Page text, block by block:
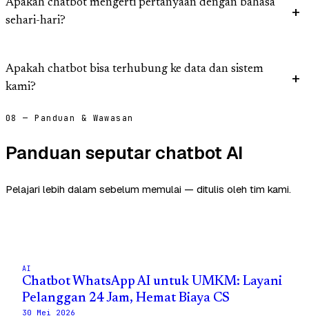
Apakah chatbot mengerti pertanyaan dengan bahasa
sehari-hari?
Apakah chatbot bisa terhubung ke data dan sistem
kami?
08 — Panduan & Wawasan
Panduan seputar chatbot AI
Pelajari lebih dalam sebelum memulai — ditulis oleh tim kami.
AI
Chatbot WhatsApp AI untuk UMKM: Layani
Pelanggan 24 Jam, Hemat Biaya CS
30 Mei 2026